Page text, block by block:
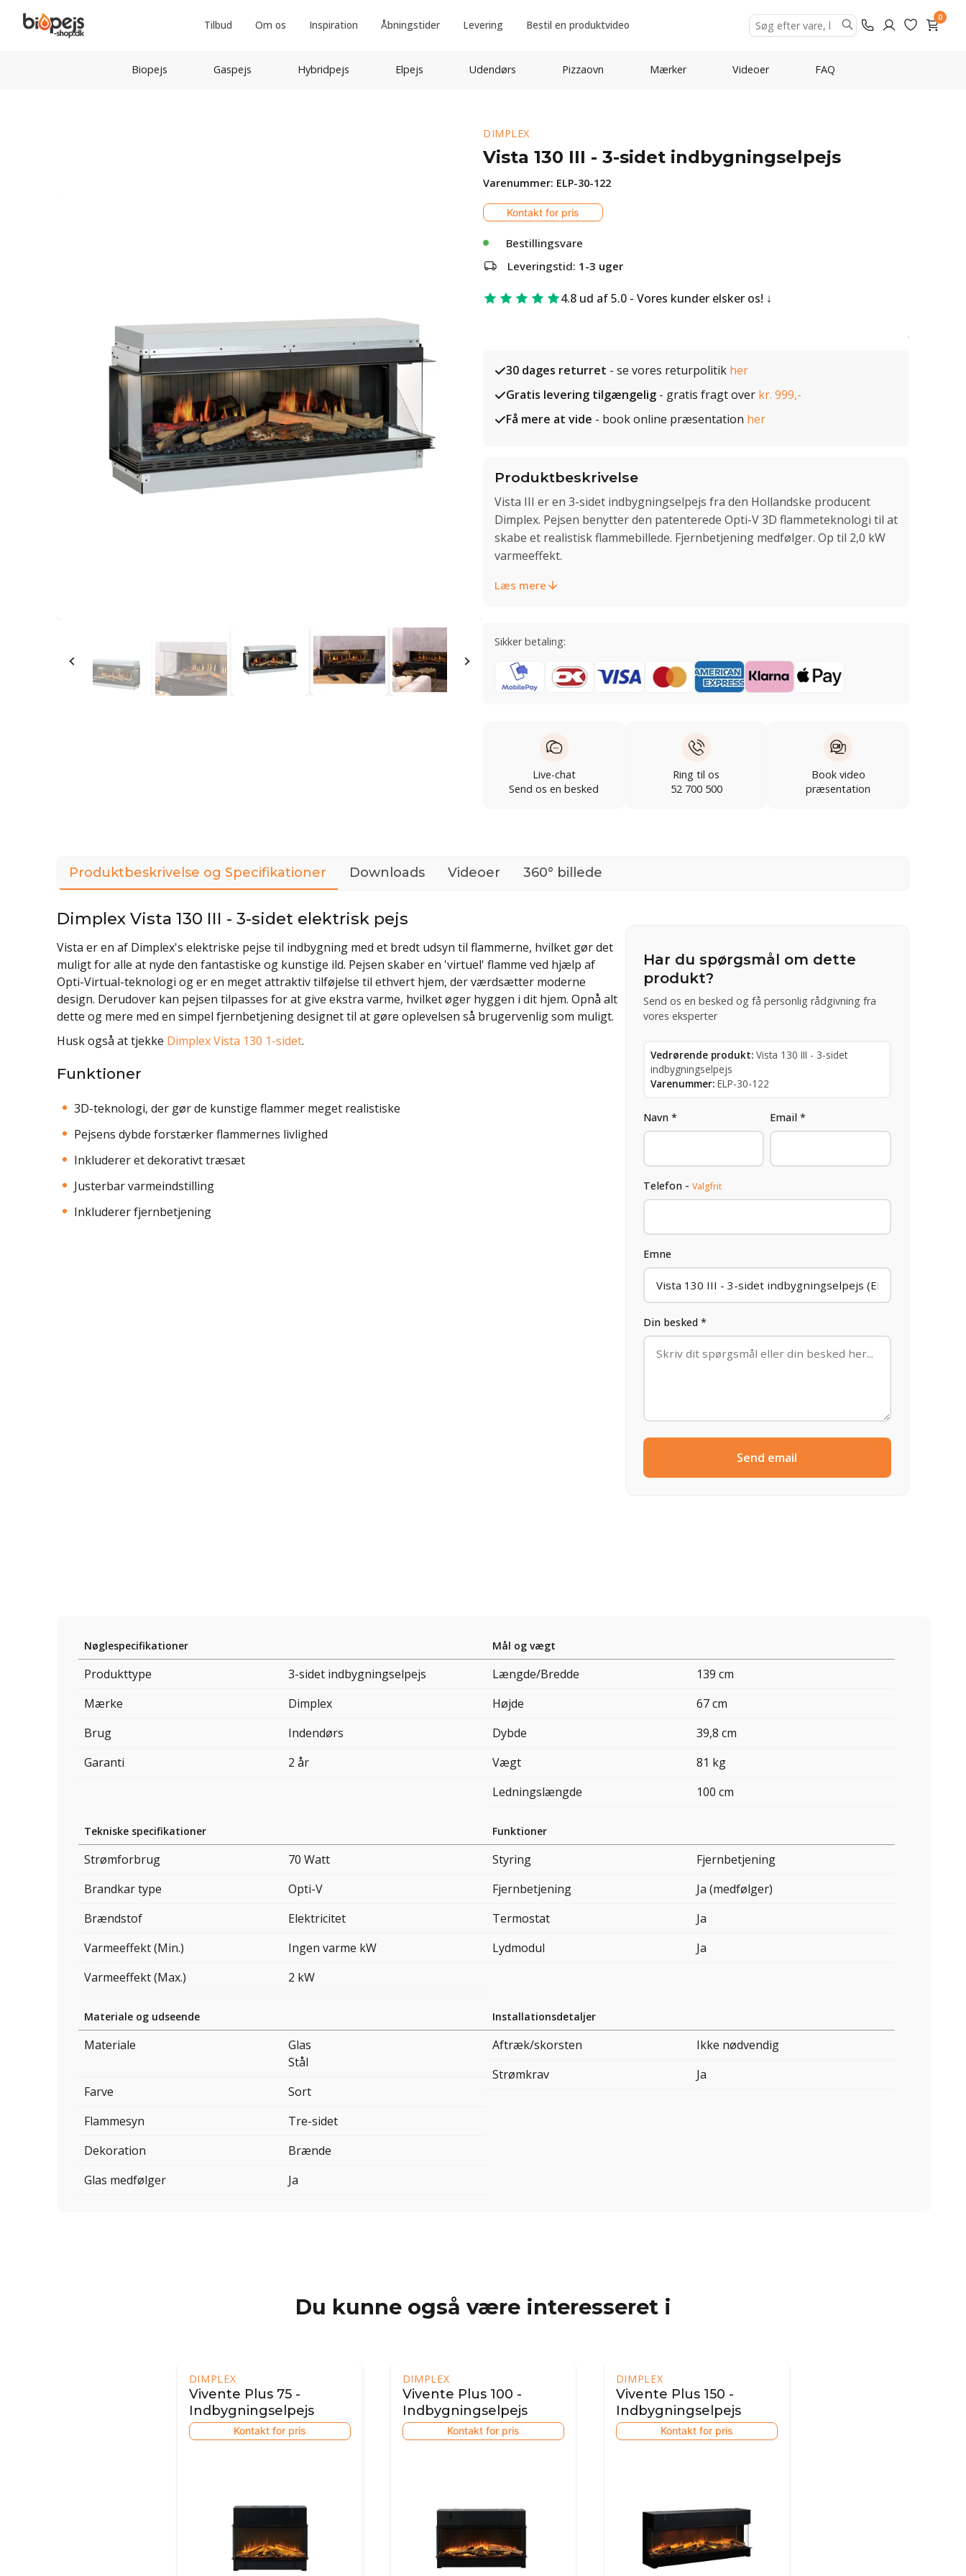
Tilbud Om os Inspiration Åbningstider Levering Bestil en produktvideo
0
Biopejs Gaspejs Hybridpejs Elpejs Udendørs Pizzaovn Mærker Videoer FAQ
DIMPLEX
Vista 130 III - 3-sidet indbygningselpejs
Varenummer: ELP-30-122
Kontakt for pris
Bestillingsvare
Leveringstid: 1-3 uger
4.8 ud af 5.0 - Vores kunder elsker os!
30 dages returret - se vores returpolitik her
Gratis levering tilgængelig - gratis fragt over kr. 999,-
Få mere at vide - book online præsentation her
Produktbeskrivelse
Vista III er en 3-sidet indbygningselpejs fra den Hollandske producent
Dimplex. Pejsen benytter den patenterede Opti-V 3D flammeteknologi til at
skabe et realistisk flammebillede. Fjernbetjening medfølger. Op til 2,0 kW
varmeeffekt.
Læs mere
Sikker betaling:
Live-chat
Send os en besked
Ring til os
52 700 500
Book video
præsentation
Produktbeskrivelse og Specifikationer Downloads Videoer 360° billede
Dimplex Vista 130 III - 3-sidet elektrisk pejs
Vista er en af Dimplex's elektriske pejse til indbygning med et bredt udsyn til flammerne, hvilket gør det
muligt for alle at nyde den fantastiske og kunstige ild. Pejsen skaber en 'virtuel' flamme ved hjælp af
Opti-Virtual-teknologi og er en meget attraktiv tilføjelse til ethvert hjem, der værdsætter moderne
design. Derudover kan pejsen tilpasses for at give ekstra varme, hvilket øger hyggen i dit hjem. Opnå alt
dette og mere med en simpel fjernbetjening designet til at gøre oplevelsen så brugervenlig som muligt.
Husk også at tjekke Dimplex Vista 130 1-sidet.
Funktioner
3D-teknologi, der gør de kunstige flammer meget realistiske
Pejsens dybde forstærker flammernes livlighed
Inkluderer et dekorativt træsæt
Justerbar varmeindstilling
Inkluderer fjernbetjening
Har du spørgsmål om dette
produkt?
Send os en besked og få personlig rådgivning fra
vores eksperter
Vedrørende produkt: Vista 130 III - 3-sidet
indbygningselpejs
Varenummer: ELP-30-122
Navn * Email *
Telefon - Valgfrit
Emne
Din besked *
Send email
Nøglespecifikationer
Produkttype
3-sidet indbygningselpejs
Mærke
Dimplex
Brug
Indendørs
Garanti
2 år
Mål og vægt
Længde/Bredde
139 cm
Højde
67 cm
Dybde
39,8 cm
Vægt
81 kg
Ledningslængde
100 cm
Tekniske specifikationer
Strømforbrug
70 Watt
Brandkar type
Opti-V
Brændstof
Elektricitet
Varmeeffekt (Min.)
Ingen varme kW
Varmeeffekt (Max.)
2 kW
Funktioner
Styring
Fjernbetjening
Fjernbetjening
Ja (medfølger)
Termostat
Ja
Lydmodul
Ja
Materiale og udseende
Materiale
Glas
Stål
Farve
Sort
Flammesyn
Tre-sidet
Dekoration
Brænde
Glas medfølger
Ja
Installationsdetaljer
Aftræk/skorsten
Ikke nødvendig
Strømkrav
Ja
Du kunne også være interesseret i
DIMPLEX
Vivente Plus 75 -
Indbygningselpejs
Kontakt for pris
DIMPLEX
Vivente Plus 100 -
Indbygningselpejs
Kontakt for pris
DIMPLEX
Vivente Plus 150 -
Indbygningselpejs
Kontakt for pris